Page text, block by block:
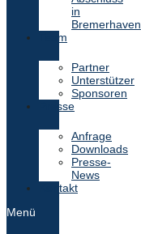
in
Bremerhaven
Team
Partner
Unterstützer
Sponsoren
Presse
Anfrage
Downloads
Presse-
News
Kontakt
Menü